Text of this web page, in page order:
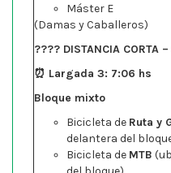
Máster E
(Damas y Caballeros)
???? DISTANCIA CORTA
⏰ Largada 3: 7:06 hs
Bloque mixto
Bicicleta de Ruta y
delantera del
Bicicleta de MTB